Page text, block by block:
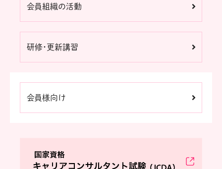
会員組織の活動
研修・更新講習
会員様向け